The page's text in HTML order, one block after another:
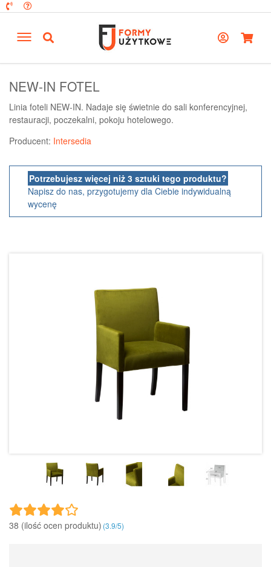
NEW-IN FOTEL
Linia foteli NEW-IN. Nadaje się świetnie do sali konferencyjnej,
restauracji, poczekalni, pokoju hotelowego.
Producent: Intersedia
Potrzebujesz więcej niż 3 sztuki tego produktu?
Napisz do nas, przygotujemy dla Ciebie indywidualną
wycenę
38 (ilość ocen produktu)‎(3.9/5)